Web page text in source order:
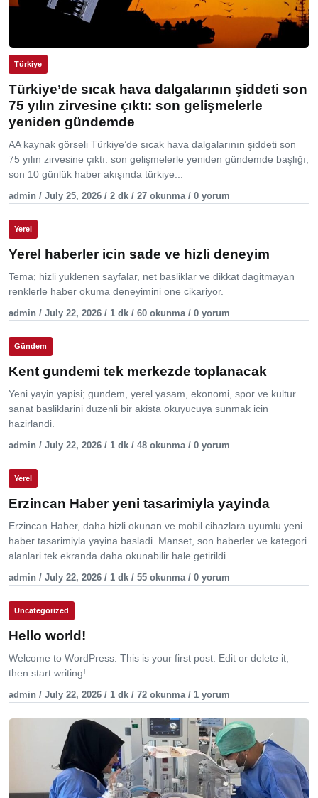
Türkiye
Türkiye’de sıcak hava dalgalarının şiddeti son
75 yılın zirvesine çıktı: son gelişmelerle
yeniden gündemde
AA kaynak görseli Türkiye’de sıcak hava dalgalarının şiddeti son
75 yılın zirvesine çıktı: son gelişmelerle yeniden gündemde başlığı,
son 10 günlük haber akışında türkiye...
admin / July 25, 2026 / 2 dk / 27 okunma / 0 yorum
Yerel
Yerel haberler icin sade ve hizli deneyim
Tema; hizli yuklenen sayfalar, net basliklar ve dikkat dagitmayan
renklerle haber okuma deneyimini one cikariyor.
admin / July 22, 2026 / 1 dk / 60 okunma / 0 yorum
Gündem
Kent gundemi tek merkezde toplanacak
Yeni yayin yapisi; gundem, yerel yasam, ekonomi, spor ve kultur
sanat basliklarini duzenli bir akista okuyucuya sunmak icin
hazirlandi.
admin / July 22, 2026 / 1 dk / 48 okunma / 0 yorum
Yerel
Erzincan Haber yeni tasarimiyla yayinda
Erzincan Haber, daha hizli okunan ve mobil cihazlara uyumlu yeni
haber tasarimiyla yayina basladi. Manset, son haberler ve kategori
alanlari tek ekranda daha okunabilir hale getirildi.
admin / July 22, 2026 / 1 dk / 55 okunma / 0 yorum
Uncategorized
Hello world!
Welcome to WordPress. This is your first post. Edit or delete it,
then start writing!
admin / July 22, 2026 / 1 dk / 72 okunma / 1 yorum